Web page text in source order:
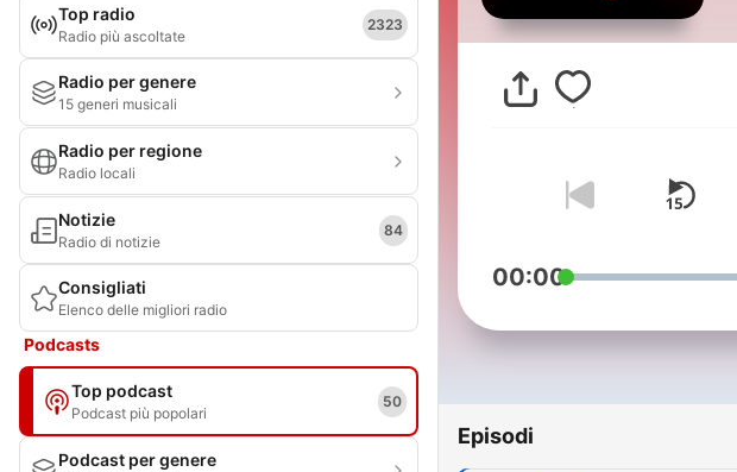
Top radio
Radio più ascoltate
2323
Radio per genere
15 generi musicali
Radio per regione
Radio locali
Notizie
Radio di notizie
84
Consigliati
Elenco delle migliori radio
Podcasts
Top podcast
Podcast più popolari
50
Podcast per genere
00:00
Episodi